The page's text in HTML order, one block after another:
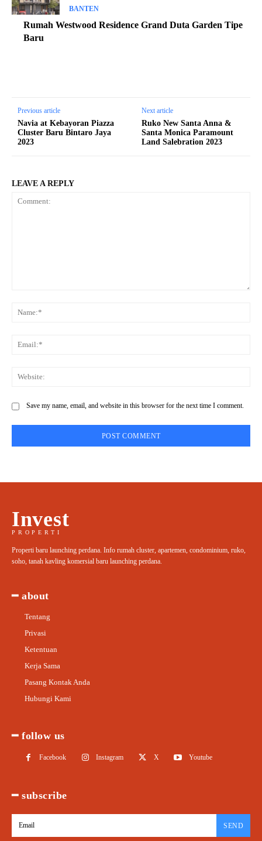
BANTEN
Rumah Westwood Residence Grand Duta Garden Tipe
Baru
Previous article
Navia at Kebayoran Piazza
Cluster Baru Bintaro Jaya
2023
Next article
Ruko New Santa Anna &
Santa Monica Paramount
Land Salebration 2023
LEAVE A REPLY
Save my name, email, and website in this browser for the next time I comment.
Invest
PROPERTI
Properti baru launching perdana. Info rumah cluster, apartemen, condominium, ruko,
soho, tanah kavling komersial baru launching perdana.
━ about
Tentang
Privasi
Ketentuan
Kerja Sama
Pasang Kontak Anda
Hubungi Kami
━ follow us
Facebook Instagram X Youtube
━ subscribe
SEND